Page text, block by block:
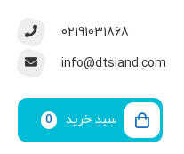
02191031868
info@dtsland.com
سبد خرید 0